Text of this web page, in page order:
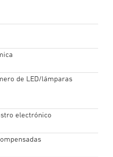
de LED/lámparas
electrónico